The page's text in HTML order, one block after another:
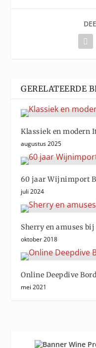
GERELATEERDE
Klassiek en modern
augustus 2025
60 jaar Wijnimport
juli 2024
Sherry en amuses
oktober 2018
Online Deepdive
mei 2021